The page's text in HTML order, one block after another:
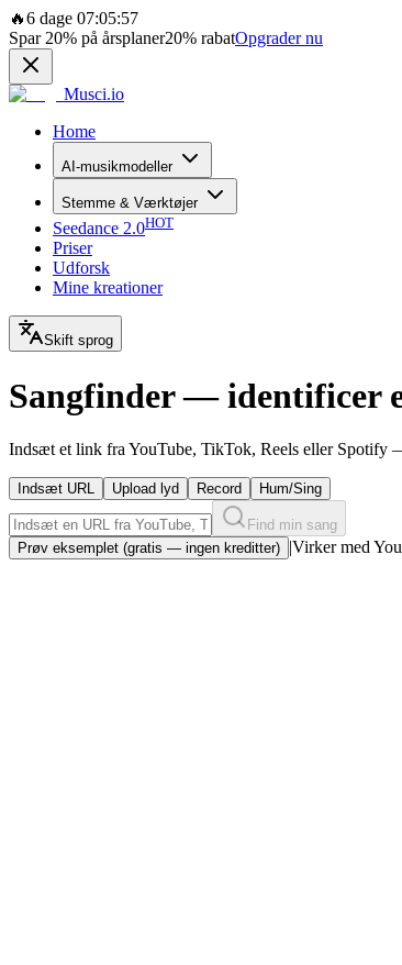
🔥6 dage 07:05:57
Spar 20% på årsplaner20% rabatOpgrader nu
Musci.io
Home
AI-musikmodeller
Stemme & Værktøjer
Seedance 2.0HOT
Priser
Udforsk
Mine kreationer
Skift sprog
Sangfinder — identificer
Indsæt et link fra YouTube, TikTok, Reels eller Spotify
Indsæt URL Upload lyd Record Hum/Sing
Find min sang
Prøv eksemplet (gratis — ingen kreditter) |Virker med